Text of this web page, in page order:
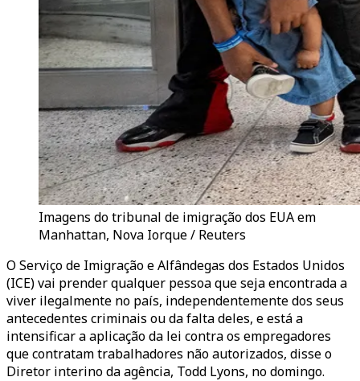
Imagens do tribunal de imigração dos EUA em
Manhattan, Nova Iorque / Reuters
O Serviço de Imigração e Alfândegas dos Estados Unidos
(ICE) vai prender qualquer pessoa que seja encontrada a
viver ilegalmente no país, independentemente dos seus
antecedentes criminais ou da falta deles, e está a
intensificar a aplicação da lei contra os empregadores
que contratam trabalhadores não autorizados, disse o
Diretor interino da agência, Todd Lyons, no domingo.